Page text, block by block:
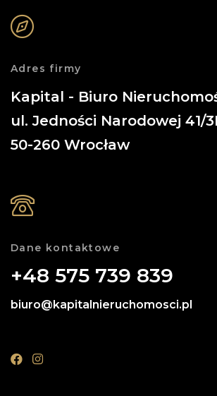
Adres firmy
Kapital - Biuro
ul. Jedności Narodowej 41/
50-260 Wrocław
Dane kontaktowe
+48 575 739 839
biuro@kapitalnieruchomosci.pl